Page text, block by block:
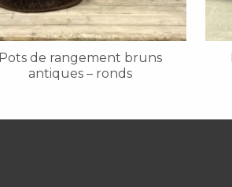
Pots de rangement bruns
antiques – ronds